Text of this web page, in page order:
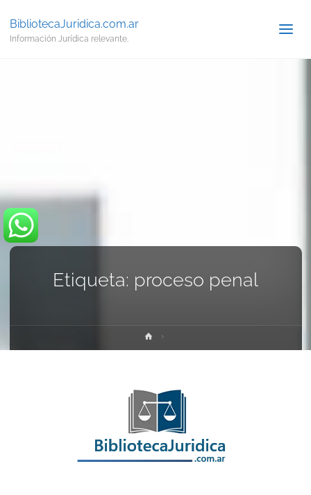
BibliotecaJuridica.com.ar
Información Jurídica relevante.
Etiqueta: proceso penal
Inicio